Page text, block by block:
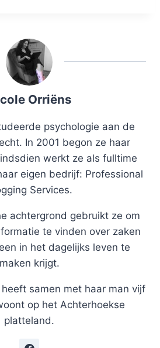
Orriëns
psychologie aan de
In 2001 begon ze haar
werkt ze als fulltime
eigen bedrijf: Professional
Services.
achtergrond gebruikt ze om
te vinden over zaken
in het dagelijks leven te
maken krijgt.
samen met haar man vijf
op het Achterhoekse
platteland.